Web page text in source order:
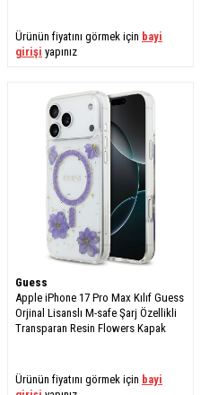
Ürünün fiyatını görmek için bayi
girişi yapınız
Guess
Apple iPhone 17 Pro Max Kılıf Guess
Orjinal Lisanslı M-safe Şarj Özellikli
Transparan Resin Flowers Kapak
Ürünün fiyatını görmek için bayi